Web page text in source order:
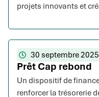
projets innovants et
30 septembre 2025
Prêt Cap rebond
Un dispositif de
renforcer la trésorerie